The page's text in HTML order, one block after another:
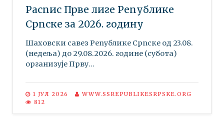
Распис Прве лиге Републике
Српске за 2026. годину
Шаховски савез Републике Српске oд 23.08.
(недеља) до 29.08.2026. године (субота)
организује Прву...
1 ЈУЛ 2026
WWW.SSREPUBLIKESRPSKE.ORG
812